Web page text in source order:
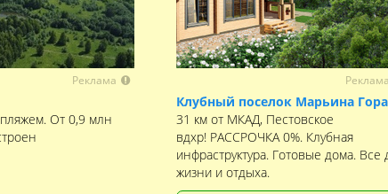
Реклама
От 0,9 млн
Реклама
Клубный поселок Марьина Гора
31 км от МКАД, Пестовское
вдхр! РАССРОЧКА 0%. Клубная
инфраструктура. Готовые дома. Все
жизни и отдыха.